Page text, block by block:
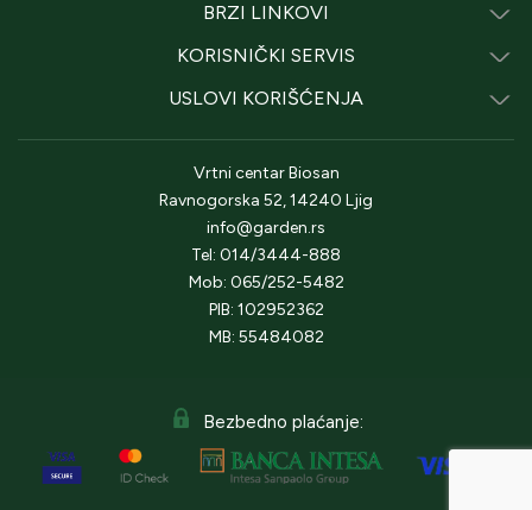
BRZI LINKOVI
KORISNIČKI SERVIS
USLOVI KORIŠĆENJA
Vrtni centar Biosan
Ravnogorska 52, 14240 Ljig
info@garden.rs
Tel: 014/3444-888
Mob: 065/252-5482
PIB: 102952362
MB: 55484082
Bezbedno plaćanje: